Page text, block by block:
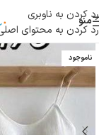
رد کردن به ناوبری
رد کردن به محتوای
منو
ناموجود